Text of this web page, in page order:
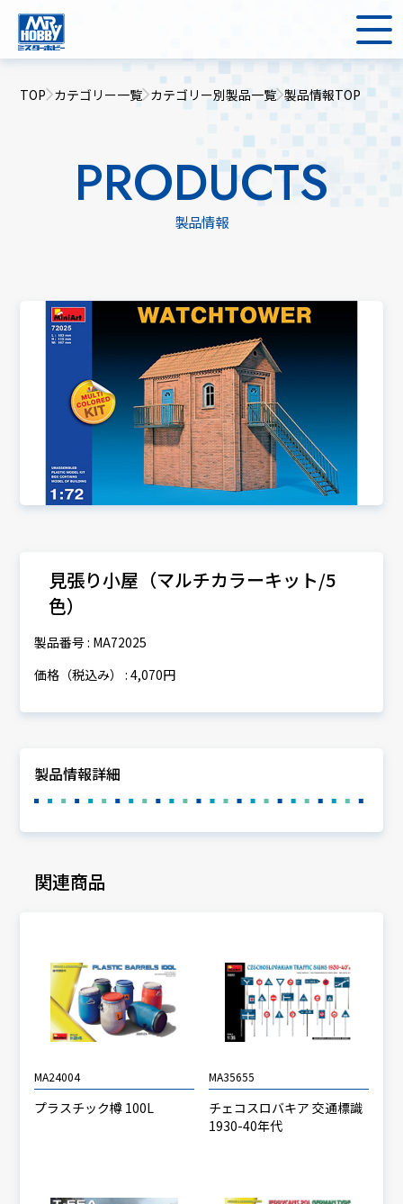
TOP カテゴリー一覧 カテゴリー別製品一覧 製品情報TOP
PRODUCTS
製品情報
見張り小屋（マルチカラーキット/5
色）
製品番号 : MA72025
価格（税込み） : 4,070円
製品情報詳細
関連商品
MA24004
プラスチック樽 100L
MA35655
チェコスロバキア 交通標識
1930-40年代